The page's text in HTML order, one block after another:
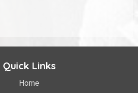
Quick Links
Home